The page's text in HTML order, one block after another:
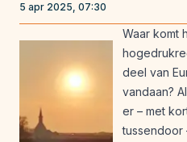
5 apr 2025, 07:30
Waar komt
deel van
vandaan?
er – met
tussendoor